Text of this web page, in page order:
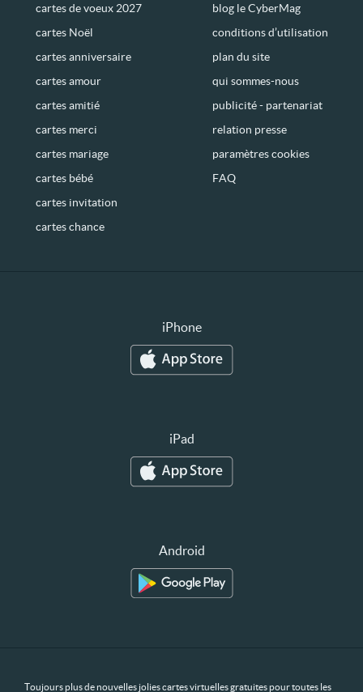
cartes de voeux 2027
cartes Noël
cartes anniversaire
cartes amour
cartes amitié
cartes merci
cartes mariage
cartes bébé
cartes invitation
cartes chance
blog le CyberMag
conditions d’utilisation
plan du site
qui sommes-nous
publicité - partenariat
relation presse
paramètres cookies
FAQ
iPhone
iPad
Android
Toujours plus de nouvelles jolies cartes virtuelles gratuites pour toutes les